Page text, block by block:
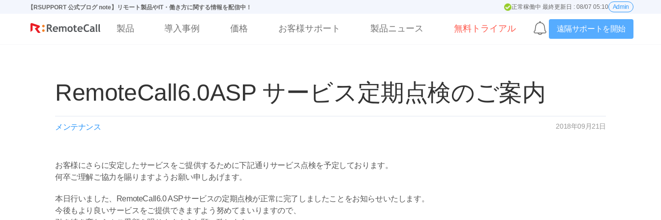
본문 바로가기【RSUPPORT 公式ブログ note】リモート製品やIT・働き方に関する情報を配信中！ 正常稼働中 最終更新日 : 08/07 05:10 Admin
製品 導入事例 価格 お客様サポート 製品ニュース 無料トライアル 遠隔サポートを開始
RemoteCall6.0ASP サービス定期点検のご案内
メンテナンス 2018年09月21日
お客様にさらに安定したサービスをご提供するために下記通りサービス点検を予定しております。
何卒ご理解ご協力を賜りますようお願い申しあげます。
本日行いました、RemoteCall6.0 ASPサービスの定期点検が正常に完了しましたことをお知らせいたします。
今後もより良いサービスをご提供できますよう努めてまいりますので、